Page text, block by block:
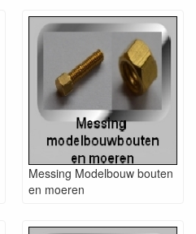
Messing Modelbouw bouten
en moeren